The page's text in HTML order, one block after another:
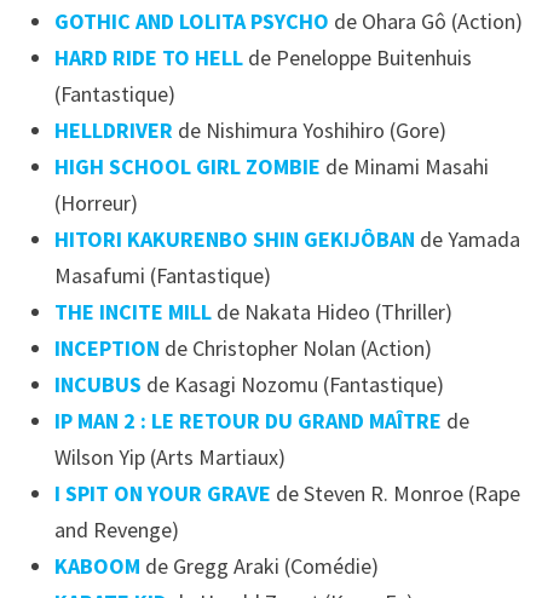
GOTHIC AND LOLITA PSYCHO de Ohara Gô (Action)
HARD RIDE TO HELLde Peneloppe Buitenhuis
(Fantastique)
HELLDRIVER de Nishimura Yoshihiro (Gore)
HIGH SCHOOL GIRL ZOMBIE de Minami Masahi
(Horreur)
HITORI KAKURENBO SHIN GEKIJÔBAN de Yamada
Masafumi (Fantastique)
THE INCITE MILLde Nakata Hideo (Thriller)
INCEPTION de Christopher Nolan (Action)
INCUBUS de Kasagi Nozomu (Fantastique)
IP MAN 2 : LE RETOUR DU GRAND MAÎTRE de
Wilson Yip (Arts Martiaux)
I SPIT ON YOUR GRAVE de Steven R. Monroe (Rape
and Revenge)
KABOOM de Gregg Araki (Comédie)